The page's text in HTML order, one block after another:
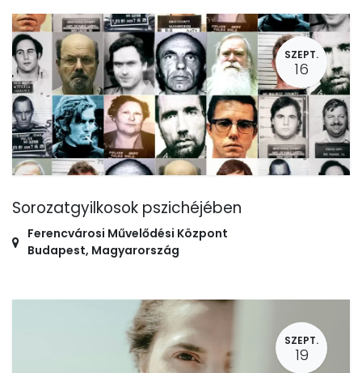
SZEPT.
16
Sorozatgyilkosok pszichéjében
Ferencvárosi Művelődési Központ
Budapest, Magyarország
SZEPT.
19